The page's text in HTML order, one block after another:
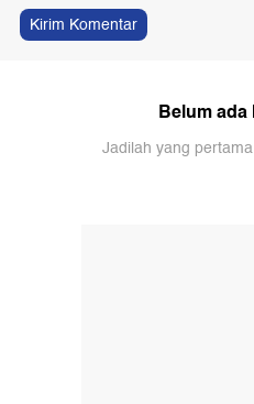
Kirim Komentar
Belum
Jadilah yang